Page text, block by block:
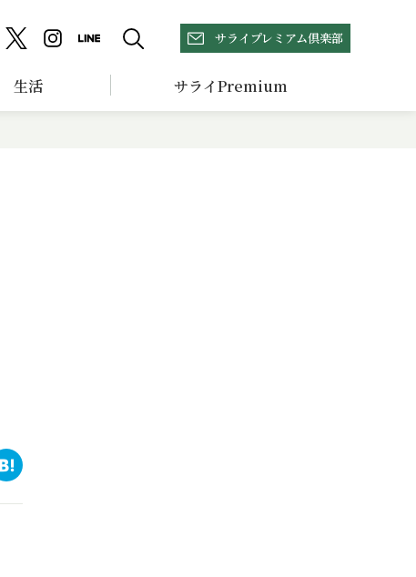
サライプレミアム倶楽部
生活 サライPremium